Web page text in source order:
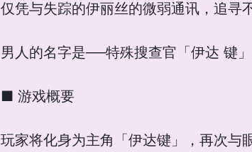
仅凭与失踪的伊丽丝的微弱通讯，追寻
男人的名字是──特殊搜查官「伊达 键」
■ 游戏概要
玩家将化身为主角「伊达键」，再次与